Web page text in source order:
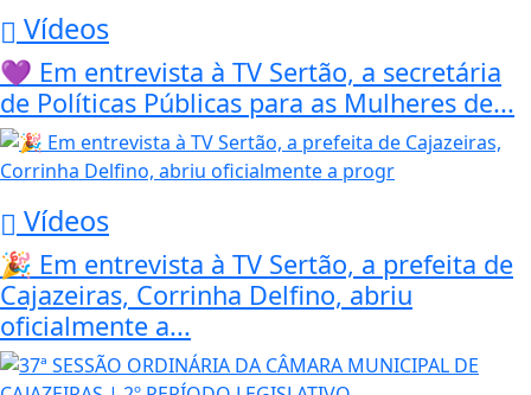
Vídeos
💜 Em entrevista à TV Sertão, a secretária
de Políticas Públicas para as Mulheres de...
Vídeos
🎉 Em entrevista à TV Sertão, a prefeita de
Cajazeiras, Corrinha Delfino, abriu
oficialmente a...